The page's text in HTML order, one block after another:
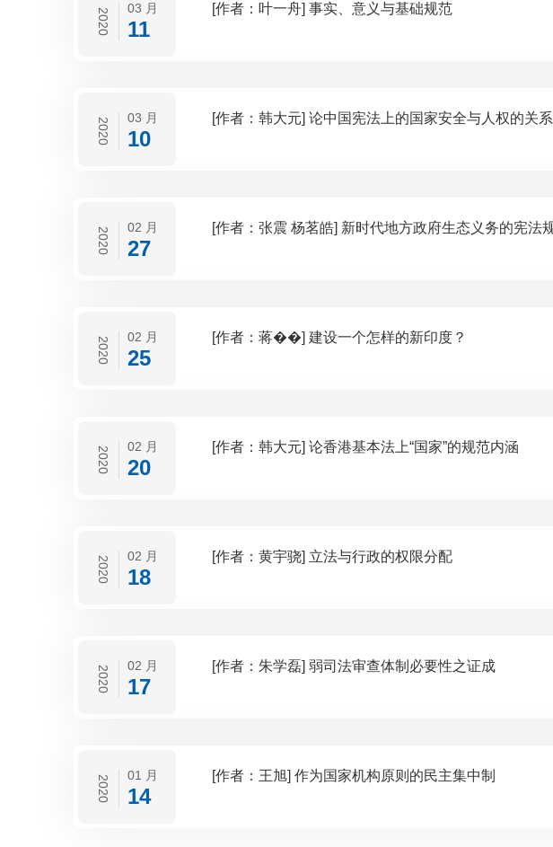
2020 03 月
11
[作者：叶一舟] 事实、意义与基础规范
2020 03 月
10
[作者：韩大元] 论中国宪法上的国家安全与人权的关系
2020 02 月
27
[作者：张震 杨茗皓] 新时代地方政府生态义
2020 02 月
25
[作者：蒋��] 建设一个怎样的新印度？
2020 02 月
20
[作者：韩大元] 论香港基本法上“国家”的规范内涵
2020 02 月
18
[作者：黄宇骁] 立法与行政的权限分配
2020 02 月
17
[作者：朱学磊] 弱司法审查体制必要性之证成
2020 01 月
14
[作者：王旭] 作为国家机构原则的民主集中制